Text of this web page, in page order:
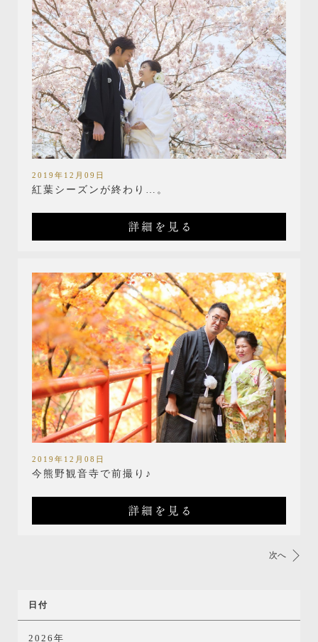
2019年12月09日
紅葉シーズンが終わり…。
2019年12月08日
今熊野観音寺で前撮り♪
次へ
日付
2026年